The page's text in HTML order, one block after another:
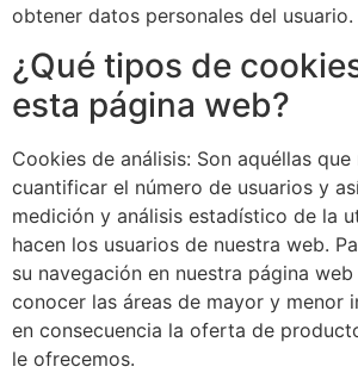
obtener datos personales del usuario.
¿Qué tipos de
esta página web?
Cookies de análisis: Son aquéllas
cuantificar el número de usuarios y
medición y análisis estadístico de la
hacen los usuarios de nuestra web.
su navegación en nuestra página
conocer las áreas de mayor y menor
en consecuencia la oferta de
le ofrecemos.